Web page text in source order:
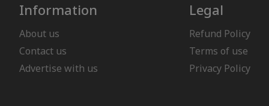
Information
About us
Contact us
Advertise with us
Legal
Refund Policy
Terms of use
Privacy Policy